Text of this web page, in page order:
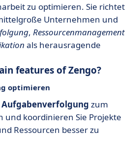
zu optimieren. Sie richtet
Unternehmen und
, Ressourcenmanagement
als herausragende
features of Zengo?
optimieren
Aufgabenverfolgung zum
und koordinieren Sie Projekte
Ressourcen besser zu